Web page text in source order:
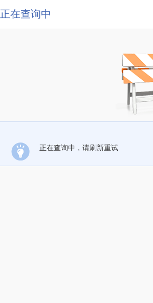
正在查询中
正在查询中，请刷新重试